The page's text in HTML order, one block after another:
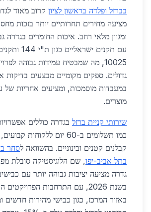
בברזל ופלדה בראשון לציון קרוב מאוד
מציעה מחירים תחרותיים יותר בזכות
ומגוון מלאי רחב. איכות החומרים בגדרה
10025, מה שמבטיח עמידות גבוהה
גדולים. ספקים מקומיים מבצעים בדיקות
מוצרים.
שירותי קניית ברזל בגדרה כוללים
כמו תשלומים ב-60 יום
קבלנים קטנים ובינוניים. בהשוואה לסחר
בתל אביב-יפו, שם הלוגיסטיקה סובלת
גדרה מציעה יציבות גבוהה יותר עם
בשנת 2026, עם התרחבות
באזור המרכז, כגון כבישי מהירות חדשים